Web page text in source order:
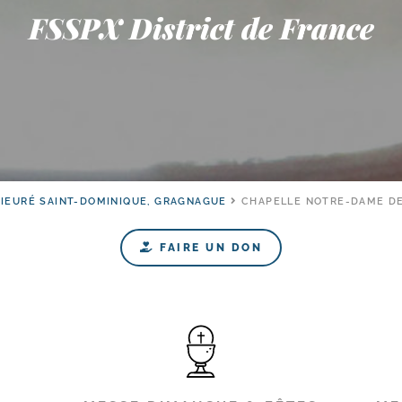
FSSPX District de France
SAINT-DOMINIQUE, GRAGNAGUE CHAPELLE NOTRE-DAME
FAIRE UN DON